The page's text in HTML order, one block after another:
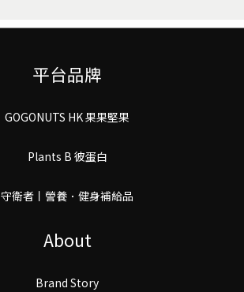
平台品牌
GOGONUTS HK 果果堅果
Plants B 彼蛋白
守衛者丨謍養．健身補給品
About
Brand Story